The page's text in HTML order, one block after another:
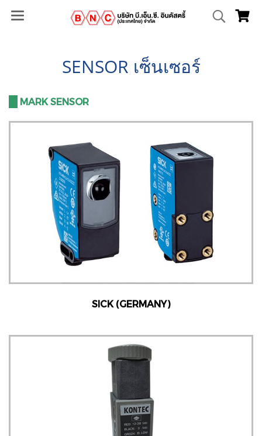
SENSOR เซ็นเซอร์
MARK SENSOR
SICK (GERMANY)